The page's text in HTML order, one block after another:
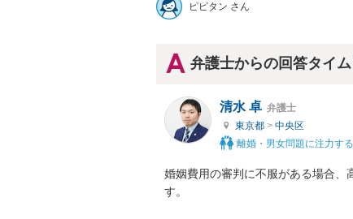
ピピタン さん
弁護士からの回答タイ
清水 卓 弁護士
東京都 > 中央区
離婚・男女問題に注力す
婚姻費用の審判に不服がある場合、
す。